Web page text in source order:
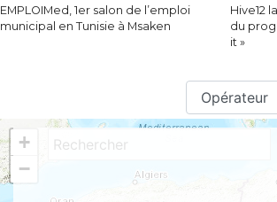
EMPLOIMed, 1er salon de l’emploi
municipal en Tunisie à Msaken
Hive12
du
it »